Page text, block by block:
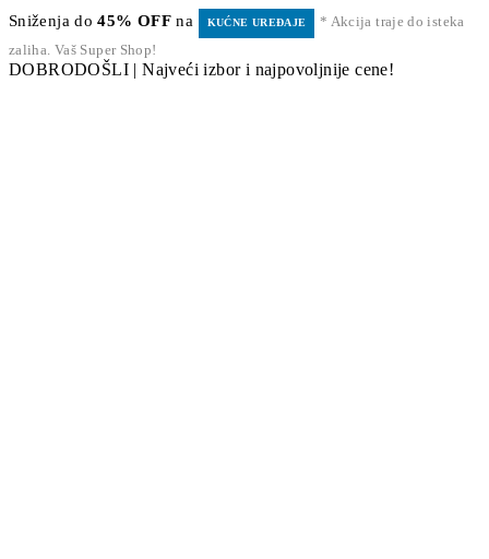
Sniženja do45% OFF na KUĆNE UREĐAJE
* Akcija traje do isteka
zaliha. Vaš Super Shop!
DOBRODOŠLI | Najveći izbor i najpovoljnije cene!